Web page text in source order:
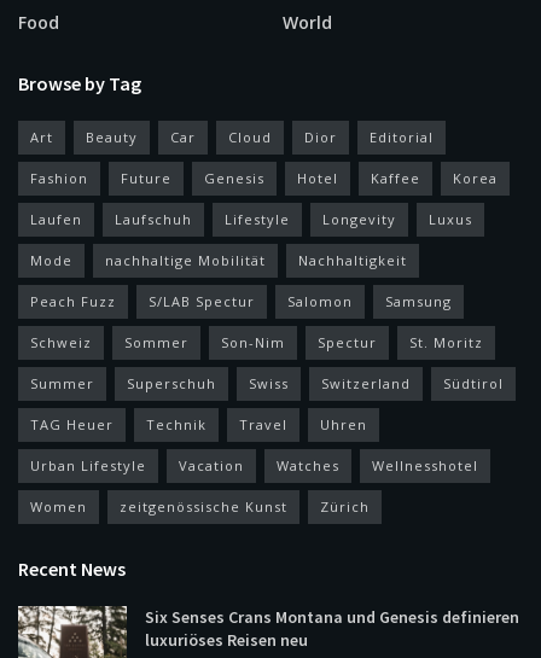
Food
World
Browse by Tag
Art Beauty Car Cloud Dior Editorial
Fashion Future Genesis Hotel Kaffee Korea
Laufen Laufschuh Lifestyle Longevity Luxus
Mode nachhaltige Mobilität Nachhaltigkeit
Peach Fuzz S/LAB Spectur Salomon Samsung
Schweiz Sommer Son-Nim Spectur St. Moritz
Summer Superschuh Swiss Switzerland Südtirol
TAG Heuer Technik Travel Uhren
Urban Lifestyle Vacation Watches Wellnesshotel
Women zeitgenössische Kunst Zürich
Recent News
Six Senses Crans Montana und Genesis definieren
luxuriöses Reisen neu